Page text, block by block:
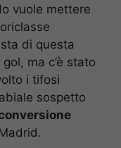
vuole mettere
di questa
ma c’è stato
i tifosi
sospetto